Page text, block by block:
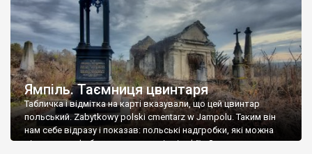
Ямпіль. Таємниця цвинтаря
Табличка і відмітка на карті вказували, що цей цвинтар
польський. Zabytkowy polski cmentarz w Jampolu. Таким він
нам себе відразу і показав: польські надгробки, які можна
віднести до фабричних, польські епітафії… Загалом цвинтар